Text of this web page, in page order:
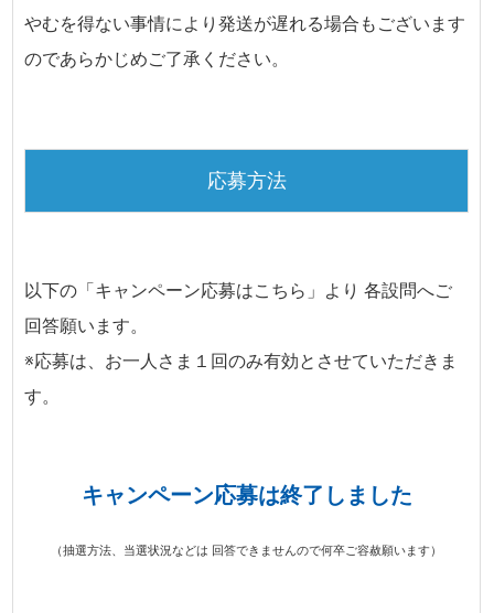
やむを得ない事情により発送が遅れる場合もございます
のであらかじめご了承ください。
応募方法
以下の「キャンペーン応募はこちら」より 各設問へご
回答願います。
※応募は、お一人さま１回のみ有効とさせていただきま
す。
キャンペーン応募は終了しました
（抽選方法、当選状況などは 回答できませんので何卒ご容赦願います）